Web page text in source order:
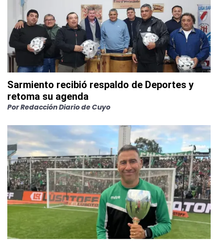
Sarmiento recibió respaldo de Deportes y
retoma su agenda
PorRedacción Diario de Cuyo